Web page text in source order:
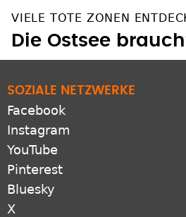
VIELE TOTE ZONEN
Die Ostsee
SOZIALE NETZWERKE
Facebook
Instagram
YouTube
Pinterest
Bluesky
X